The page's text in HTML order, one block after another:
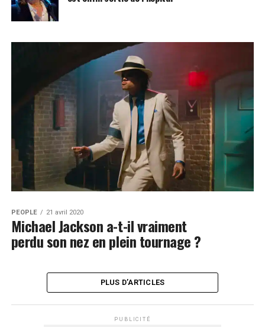
PEOPLE 21 avril 2020
Michael Jackson a-t-il vraiment
perdu son nez en plein tournage ?
PLUS D’ARTICLES
PUBLICITÉ